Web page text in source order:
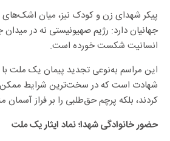
پیکر شهدای زن و کودک نیز، میان اشک‌های
جهانیان دارد: رژیم صهیونیستی نه در
انسانیت شکست خورده است.
این مراسم به‌نوعی تجدید پیمان یک ملت
شهادت است که در سخت‌ترین شرایط ممکن،
کردند، بلکه پرچم حق‌طلبی را بر فراز آسمان
حضور خانوادگی شهدا؛ نماد ایثار یک ملت